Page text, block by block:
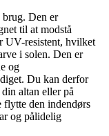
brug. Den er
til at modstå
UV-resistent, hvilket
i solen. Den er
og
Du kan derfor
altan eller på
flytte den indendørs
og pålidelig